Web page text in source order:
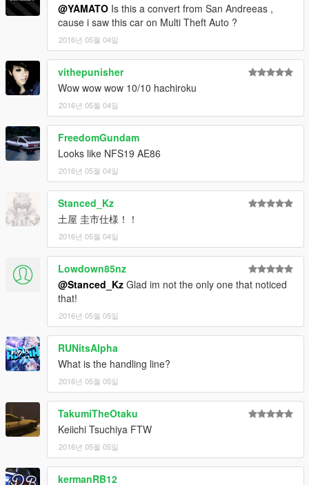
@YAMATO Is this a convert from San Andreeas ,
cause i saw this car on Multi Theft Auto ?
2016년 05월 04일
vithepunisher
Wow wow wow 10/10 hachiroku
2016년 05월 04일
FreedomGundam
Looks like NFS19 AE86
2016년 05월 04일
Stanced_Kz
土屋 圭市仕様！！
2016년 05월 04일
Lowdown85nz
@Stanced_Kz Glad im not the only one that noticed
that!
2016년 05월 05일
RUNitsAlpha
What is the handling line?
2016년 05월 05일
TakumiTheOtaku
Keiichi Tsuchiya FTW
2016년 05월 05일
kermanRB12